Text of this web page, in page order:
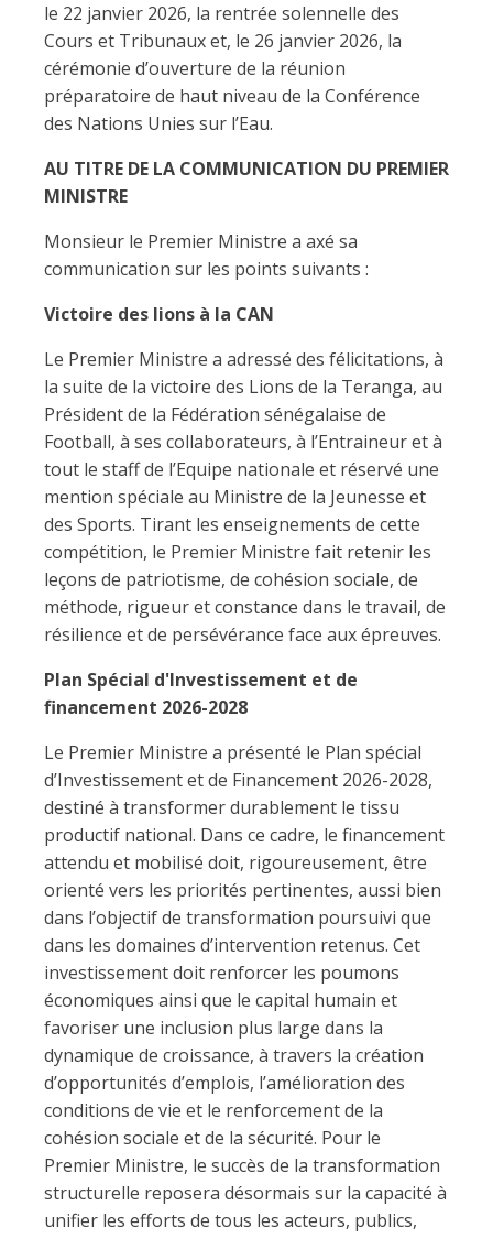
le 22 janvier 2026, la rentrée solennelle des
Cours et Tribunaux et, le 26 janvier 2026, la
cérémonie d’ouverture de la réunion
préparatoire de haut niveau de la Conférence
des Nations Unies sur l’Eau.
AU TITRE DE LA COMMUNICATION DU PREMIER
MINISTRE
Monsieur le Premier Ministre a axé sa
communication sur les points suivants :
Victoire des lions à la CAN
Le Premier Ministre a adressé des félicitations, à
la suite de la victoire des Lions de la Teranga, au
Président de la Fédération sénégalaise de
Football, à ses collaborateurs, à l’Entraineur et à
tout le staff de l’Equipe nationale et réservé une
mention spéciale au Ministre de la Jeunesse et
des Sports. Tirant les enseignements de cette
compétition, le Premier Ministre fait retenir les
leçons de patriotisme, de cohésion sociale, de
méthode, rigueur et constance dans le travail, de
résilience et de persévérance face aux épreuves.
Plan Spécial d'Investissement et de
financement 2026-2028
Le Premier Ministre a présenté le Plan spécial
d’Investissement et de Financement 2026-2028,
destiné à transformer durablement le tissu
productif national. Dans ce cadre, le financement
attendu et mobilisé doit, rigoureusement, être
orienté vers les priorités pertinentes, aussi bien
dans l’objectif de transformation poursuivi que
dans les domaines d’intervention retenus. Cet
investissement doit renforcer les poumons
économiques ainsi que le capital humain et
favoriser une inclusion plus large dans la
dynamique de croissance, à travers la création
d’opportunités d’emplois, l’amélioration des
conditions de vie et le renforcement de la
cohésion sociale et de la sécurité. Pour le
Premier Ministre, le succès de la transformation
structurelle reposera désormais sur la capacité à
unifier les efforts de tous les acteurs, publics,